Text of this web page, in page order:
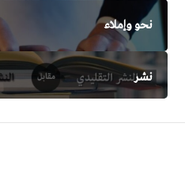
نحو وإملاء
نشر